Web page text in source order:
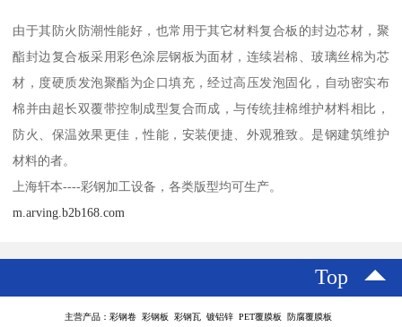
由于其防火防潮性能好，也常用于其它材料复合板的封边芯材，聚
酯封边复合板采用彩色涂层钢板为面材，连续岩棉、玻璃丝棉为芯
材，度硬质发泡聚酯为企口填充，经过高压发泡固化，自动密实布
棉并由超长双覆带控制成型复合而成，与传统挂棉维护材料相比，
防火、保温效果更佳，性能，安装便捷、外观雅致。是钢建筑维护
材料的者。
上海轩本----彩钢加工设备，各类版型均可生产。
m.arving.b2b168.com
Top
主营产品：彩钢卷 彩钢板 彩钢瓦 镀铝锌 PET覆膜板 防腐覆膜板